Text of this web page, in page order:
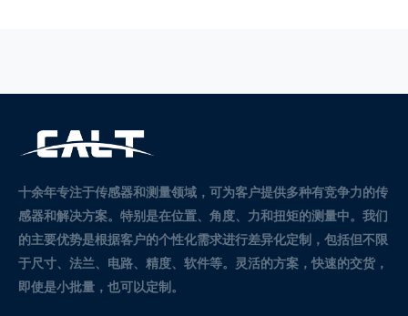
十余年专注于传感器和测量领域，可为客户提供多种有竞争力的传
感器和解决方案。 特别是在位置、角度、力和扭矩的测量中。 我们
的主要优势是根据客户的个性化需求进行差异化定制，包括但不限
于尺寸、法兰、电路、精度、软件等。灵活的方案，快速的交货，
即使是小批量，也可以定制。